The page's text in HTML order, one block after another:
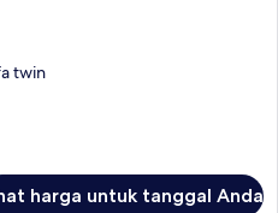
twin
harga untuk tanggal Anda